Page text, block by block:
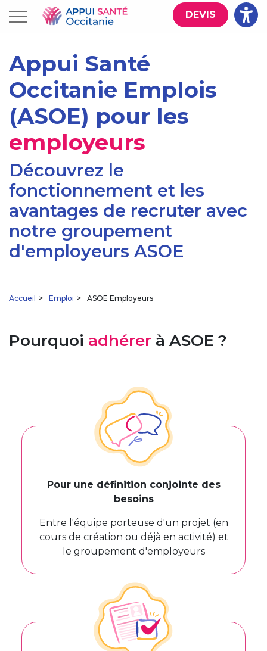
Aller au contenu principal
.
DEVIS
Appui Santé
Occitanie Emplois
(ASOE) pour les
employeurs
Découvrez le
fonctionnement et les
avantages de recruter avec
notre groupement
d'employeurs ASOE
You are here
Accueil > Emploi > ASOE Employeurs
Pourquoi adhérer à ASOE ?
Pour une définition conjointe des
besoins
Entre l'équipe porteuse d'un projet (en
cours de création ou déjà en activité) et
le groupement d'employeurs
Panneau de gestion des cookies